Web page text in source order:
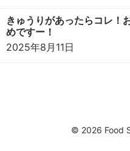
きゅうりがあったらコレ！
めですー！
2025年8月11日
© 2026 Food